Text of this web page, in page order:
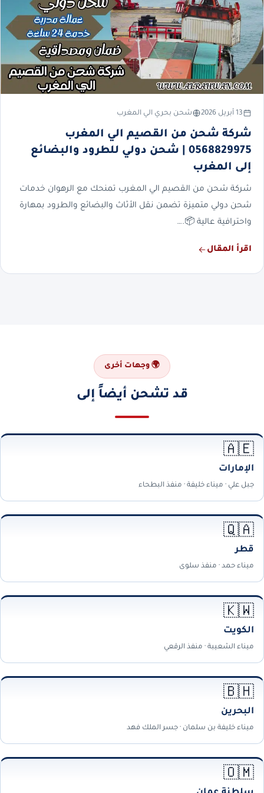
13 أبريل 2026 شحن بحري الي المغرب
شركة شحن من القصيم الي المغرب
0568829975 | شحن دولي للطرود والبضائع
إلى المغرب
شركة شحن من القصيم الي المغرب تمنحك مع الرهوان خدمات
شحن دولي متميزة تضمن نقل الأثاث والبضائع والطرود بمهارة
واحترافية عالية 📦.…
اقرأ المقال
🌍 وجهات أخرى
قد تشحن أيضاً إلى
🇦🇪
الإمارات
جبل علي · ميناء خليفة · منفذ البطحاء
🇶🇦
قطر
ميناء حمد · منفذ سلوى
🇰🇼
الكويت
ميناء الشعيبة · منفذ الرقعي
🇧🇭
البحرين
ميناء خليفة بن سلمان · جسر الملك فهد
🇴🇲